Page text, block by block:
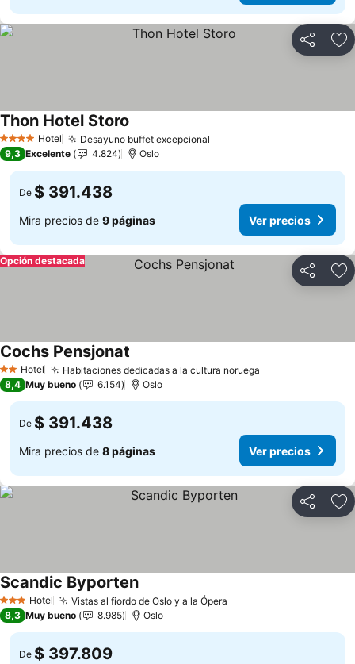
Compartir
4 EstrellasHotel Desayuno buffet excepcional
Thon Hotel Storo
9,3 Excelente 4.824 Oslo
De $ 391.438
Mira precios de 9 páginas Ver precios
Compartir
Opción destacada
2 Estrellas
Hotel Habitaciones dedicadas a la cultura noruega
Cochs Pensjonat
8,4 Muy bueno 6.154 Oslo
De $ 391.438
Mira precios de 8 páginas Ver precios
Compartir
3 Estrellas
Hotel Vistas al fiordo de Oslo y a la Ópera
Scandic Byporten
8,3 Muy bueno 8.985 Oslo
De $ 397.809